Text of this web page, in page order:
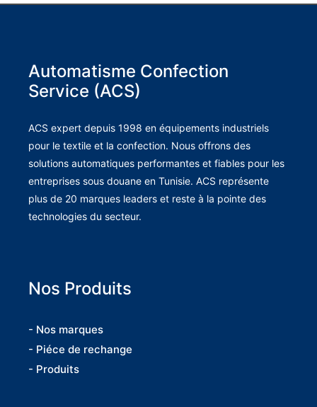
Automatisme Confection
Service (ACS)
ACS expert depuis 1998 en équipements industriels
pour le textile et la confection. Nous offrons des
solutions automatiques performantes et fiables pour les
entreprises sous douane en Tunisie. ACS représente
plus de 20 marques leaders et reste à la pointe des
technologies du secteur.
Nos Produits
- Nos marques
- Piéce de rechange
- Produits